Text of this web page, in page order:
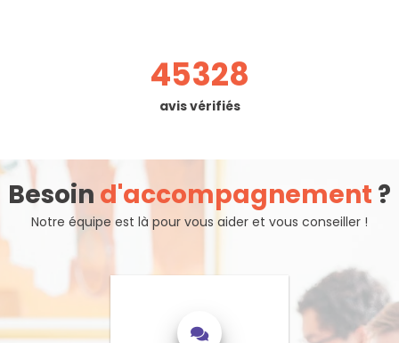
45328
avis vérifiés
Besoin d'accompagnement ?
Notre équipe est là pour vous aider et vous conseiller !